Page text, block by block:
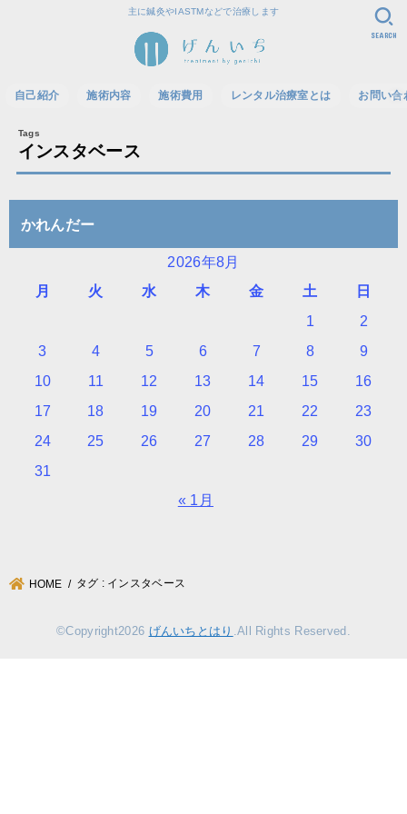
主に鍼灸やIASTMなどで治療します
自己紹介 施術内容 施術費用 レンタル治療室とは お問い合
SEARCH
インスタベース
かれんだー
2026年8月
月
火 水 木 金 土
日
1
2
3
4 5 6 7 8
9
10
11 12 13 14 15
16
17
18 19 20 21 22
23
24
25 26 27 28 29
30
31
« 1月
HOME タグ : インスタベース
©Copyright2026 げんいちとはり .All Rights Reserved.